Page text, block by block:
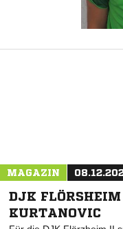
MAGAZIN
DJK
KURTANOVIC